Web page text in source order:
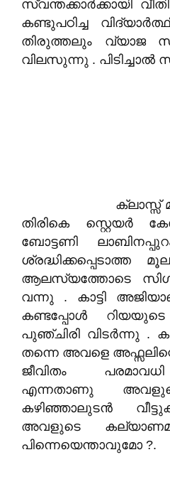
സ്വന്തക്കാർക്കായി
കണ്ടുപഠിച്ച
തിരുത്തലും വ്യാജ
വിലസുന്നു . പിടിച്ചാൽ
ക്ലാസ്സ്
തിരികെ സ്റ്റെയർ
ബോട്ടണി
ശ്രദ്ധിക്കപ്പെടാത്ത
ആലസ്യത്തോടെ
വന്നു . കാട്ടി
കണ്ടപ്പോൾ
പുഞ്ചിരി വിടർന്നു .
തന്നെ അവളെ
ജീവിതം
എന്നതാണു
കഴിഞ്ഞാലുടൻ
അവളുടെ
പിന്നെയെന്താവുമോ ?.